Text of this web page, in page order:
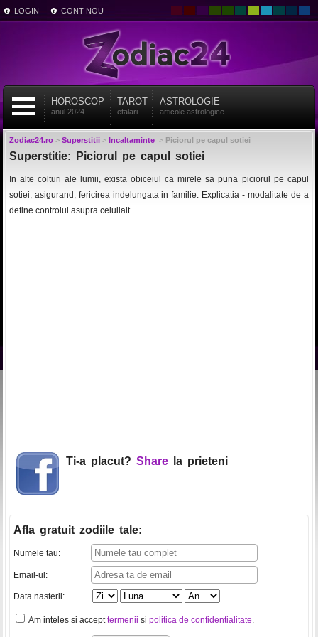
LOGIN CONT NOU
HOROSCOP
anul 2024
TAROT
etalari
ASTROLOGIE
articole astrologice
Zodiac24.ro> Superstitii> Incaltaminte> Piciorul pe capul sotiei
Superstitie: Piciorul pe capul sotiei
In alte colturi ale lumii, exista obiceiul ca mirele sa puna piciorul pe capul
sotiei, asigurand, fericirea indelungata in familie. Explicatia - modalitate de a
detine controlul asupra celuilalt.
Ti-a placut? Share la prieteni
Afla gratuit zodiile tale:
Numele tau:
Email-ul:
Data nasterii:
Am inteles si accepttermenii si politica de confidentialitate.